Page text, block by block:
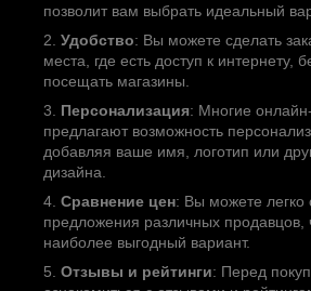
позволит вам выбрать идеальный
Удобство: Вы можете сделать
места, где есть доступ к интернету,
посещать магазины.
Персонализация: Многие
предлагают возможность
добавляя ваше имя, логотип или
дизайна.
Сравнение цен: Вы можете легко
предложения различных продавцов,
наиболее выгодный вариант.
Отзывы и рейтинги: Перед